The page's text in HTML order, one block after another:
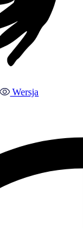
Wersja